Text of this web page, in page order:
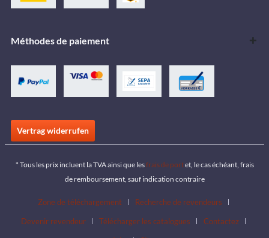
Méthodes de paiement
Vertrag widerrufen
* Tous les prix incluent la TVA ainsi que lesfrais de portet, le cas échéant, frais
de remboursement, sauf indication contraire
Zone de téléchargement
Recherche de revendeurs
Devenir revendeur
Télécharger les catalogues
Contactez